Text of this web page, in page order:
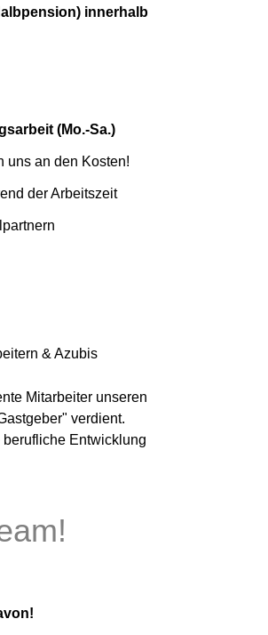
innerhalb
(Mo.-Sa.)
uns an den Kosten!
der Arbeitszeit
& Azubis
Mitarbeiter unseren
verdient.
Entwicklung